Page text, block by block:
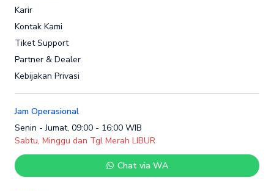
Karir
Kontak Kami
Tiket Support
Partner & Dealer
Kebijakan Privasi
Jam Operasional
Senin - Jumat, 09:00 - 16:00 WIB
Sabtu, Minggu dan Tgl Merah LIBUR
Chat via WA